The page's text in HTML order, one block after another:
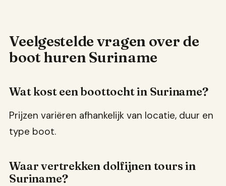
Veelgestelde vragen over de
boot huren Suriname
Wat kost een boottocht in Suriname?
Prijzen variëren afhankelijk van locatie, duur en
type boot.
Waar vertrekken dolfijnen tours in
Suriname?